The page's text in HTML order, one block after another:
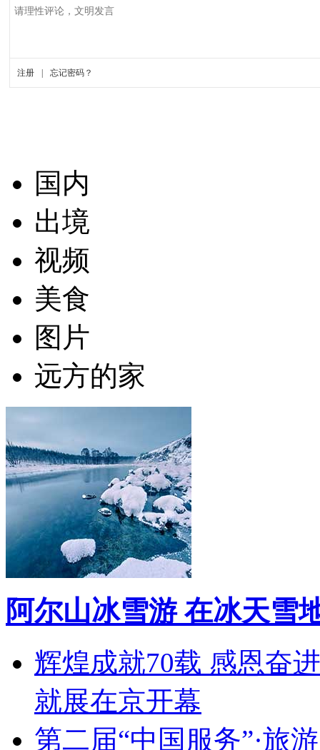
国内
出境
视频
美食
图片
远方的家
阿尔山冰雪游 在冰天雪
辉煌成就70载 感恩奋
就展在京开幕
第二届“中国服务”·旅